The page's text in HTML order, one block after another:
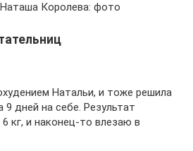
Королева: фото
Натальи, и тоже решила
дней на себе. Результат
кг, и наконец-то влезаю в